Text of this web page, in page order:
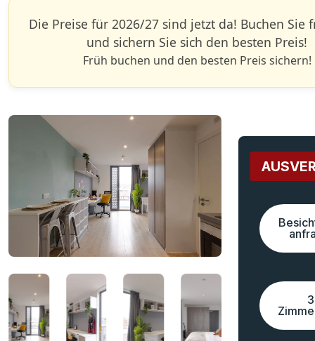
Die Preise für 2026/27 sind jetzt da! ‍Buchen Sie
und sichern Sie sich den besten Preis!
Früh buchen und den besten Preis sichern!